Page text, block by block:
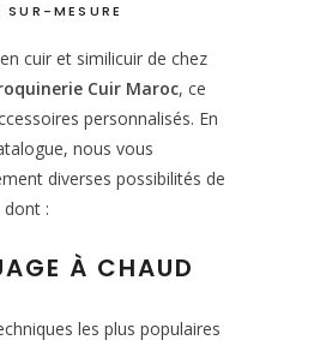
MESURE
cuir et similicuir de chez
Cuir Maroc, ce
personnalisés. En
nous vous
diverses possibilités de
:
À CHAUD
les plus populaires